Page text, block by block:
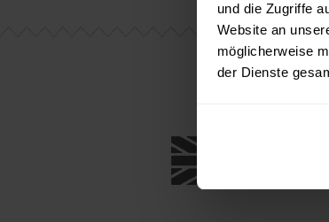
und die Zugriffe
Website an
möglicherweise
der Dienste